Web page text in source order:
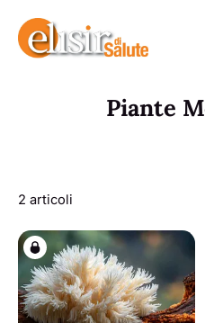
Piante
2 articoli